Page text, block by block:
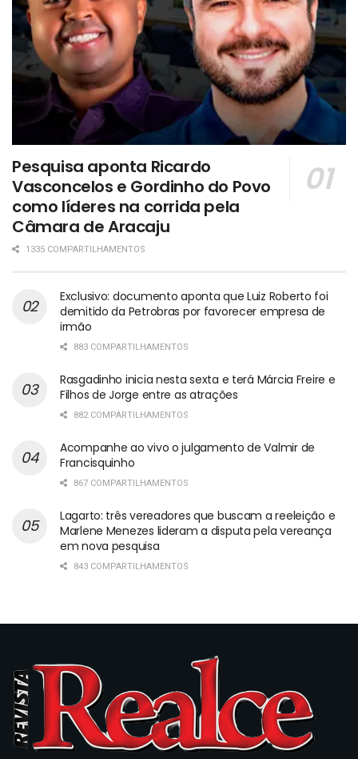
Pesquisa aponta Ricardo
Vasconcelos e Gordinho do Povo
como líderes na corrida pela
Câmara de Aracaju
1335 COMPARTILHAMENTOS
Exclusivo: documento aponta que Luiz Roberto foi
demitido da Petrobras por favorecer empresa de
irmão
883 COMPARTILHAMENTOS
Rasgadinho inicia nesta sexta e terá Márcia Freire e
Filhos de Jorge entre as atrações
882 COMPARTILHAMENTOS
Acompanhe ao vivo o julgamento de Valmir de
Francisquinho
867 COMPARTILHAMENTOS
Lagarto: três vereadores que buscam a reeleição e
Marlene Menezes lideram a disputa pela vereança
em nova pesquisa
843 COMPARTILHAMENTOS